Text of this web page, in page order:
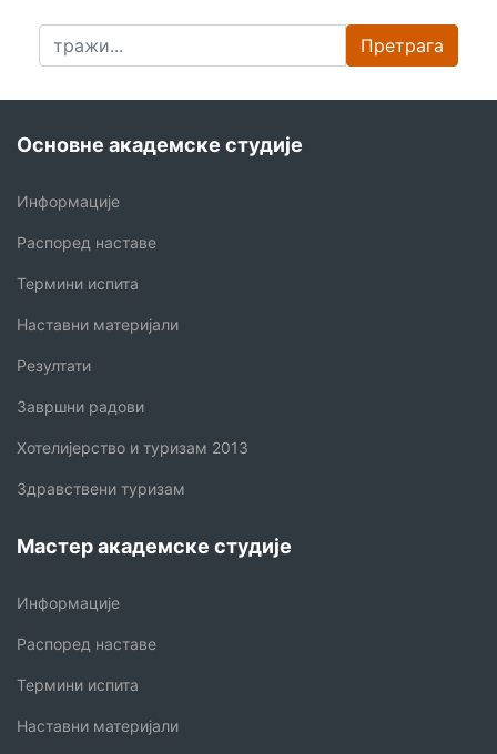
Претрага
Основне академске студије
Информације
Распоред наставе
Термини испита
Наставни материјали
Резултати
Завршни радови
Хотелијерство и туризам 2013
Здравствени туризам
Мастер академске студије
Информације
Распоред наставе
Термини испита
Наставни материјали